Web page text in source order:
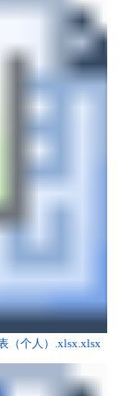
（个人）.xlsx.xlsx